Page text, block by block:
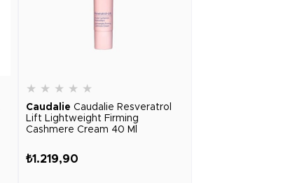
★ ★ ★ ★ ★
Caudalie Caudalie Resveratrol
Lift Lightweight Firming
Cashmere Cream 40 Ml
₺1.219,90